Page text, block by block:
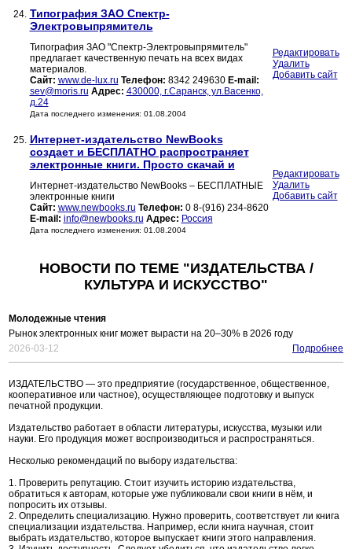
24. Типография ЗАО Спектр-
Электровыпрямитель
Типография ЗАО "Спектр-Электровыпрямитель"
предлагает качественную печать на всех видах
материалов.
Сайт: www.de-lux.ru Телефон: 8342 249630 E-mail:
sev@moris.ru Адрес: 430000, г.Саранск, ул.Васенко,
д.24
Дата последнего изменения: 01.08.2004
Редактировать
Удалить
Добавить сайт
25. Интернет-издательство NewBooks
создает и БЕСПЛАТНО распространяет
электронные книги. Просто скачай и
Интернет-издательство NewBooks – БЕСПЛАТНЫЕ
электронные книги
Сайт: www.newbooks.ru Телефон: 0 8-(916) 234-8620
E-mail: info@newbooks.ru Адрес: Россия
Дата последнего изменения: 01.08.2004
Редактировать
Удалить
Добавить сайт
НОВОСТИ ПО ТЕМЕ "ИЗДАТЕЛЬСТВА /
КУЛЬТУРА И ИСКУССТВО"
Молодежные чтения
Рынок электронных книг может вырасти на 20–30% в 2026 году
2026-03-12
Подробнее
ИЗДАТЕЛЬСТВО — это предприятие (государственное, общественное,
кооперативное или частное), осуществляющее подготовку и выпуск
печатной продукции.
Издательство работает в области литературы, искусства, музыки или
науки. Его продукция может воспроизводиться и распространяться.
Несколько рекомендаций по выбору издательства:
1. Проверить репутацию. Стоит изучить историю издательства,
обратиться к авторам, которые уже публиковали свои книги в нём, и
попросить их отзывы.
2. Определить специализацию. Нужно проверить, соответствует ли книга
специализации издательства. Например, если книга научная, стоит
выбрать издательство, которое выпускает книги этого направления.